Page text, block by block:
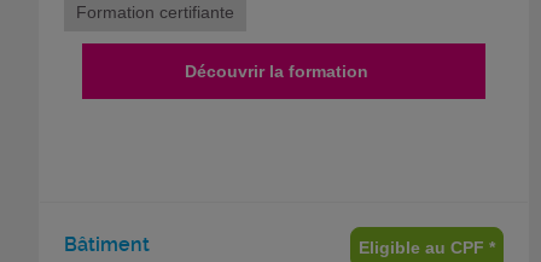
Formation certifiante
Découvrir la formation
Bâtiment
Eligible au CPF *